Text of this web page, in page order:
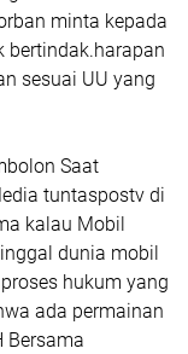
minta kepada
bertindak.harapan
sesuai UU yang
Saat
tuntaspostv di
kalau Mobil
dunia mobil
hukum yang
ada permainan
Bersama